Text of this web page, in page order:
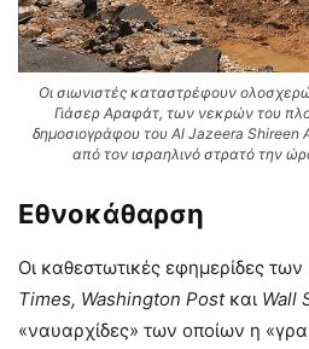
Οι σιωνιστές καταστρέφουν
Γιάσερ Αραφάτ, των νεκρών του
δημοσιογράφου του Al Jazeera Shireen
από τον ισραηλινό στρατό την
Εθνοκάθαρση
Οι καθεστωτικές εφημερίδες
Times, Washington Postκαι Wall
«ναυαρχίδες» των οποίων η